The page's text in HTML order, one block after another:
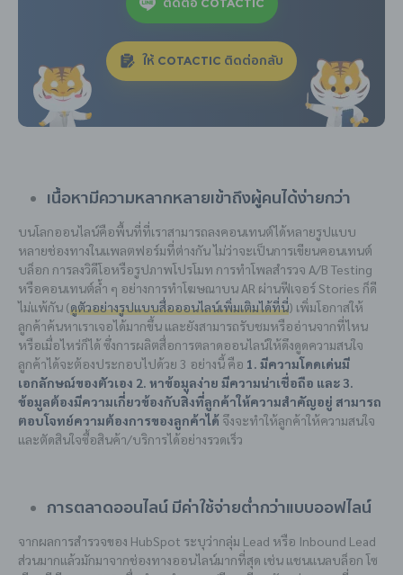
ติดต่อ COTACTIC
ให้ COTACTIC ติดต่อกลับ
เนื้อหามีความหลากหลายเข้าถึงผู้คนได้ง่ายกว่า
บนโลกออนไลน์คือพื้นที่ที่เราสามารถลงคอนเทนต์ได้หลายรูปแบบ
หลายช่องทางในแพลตฟอร์มที่ต่างกัน ไม่ว่าจะเป็นการเขียนคอนเทนต์
บล็อก การลงวิดีโอหรือรูปภาพโปรโมท การทำโพลสำรวจ A/B Testing
หรือคอนเทนต์ล้ำ ๆ อย่างการทำโฆษณาบน AR ผ่านฟีเจอร์ Stories ก็ดี
ไม่แพ้กัน (ดูตัวอย่างรูปแบบสื่อออนไลน์เพิ่มเติมได้ที่นี่) เพิ่มโอกาสให้
ลูกค้าค้นหาเราเจอได้มากขึ้น และยังสามารถรับชมหรืออ่านจากที่ไหน
หรือเมื่อไหร่ก็ได้ ซึ่งการผลิตสื่อการตลาดออนไลน์ให้ดึงดูดความสนใจ
ลูกค้าได้จะต้องประกอบไปด้วย 3 อย่างนี้ คือ 1. มีความโดดเด่นมี
เอกลักษณ์ของตัวเอง 2. หาข้อมูลง่าย มีความน่าเชื่อถือ และ 3.
ข้อมูลต้องมีความเกี่ยวข้องกับสิ่งที่ลูกค้าให้ความสำคัญอยู่ สามารถ
ตอบโจทย์ความต้องการของลูกค้าได้ จึงจะทำให้ลูกค้าให้ความสนใจ
และตัดสินใจซื้อสินค้า/บริการได้อย่างรวดเร็ว
การตลาดออนไลน์ มีค่าใช้จ่ายต่ำกว่าแบบออฟไลน์
จากผลการสำรวจของ HubSpot ระบุว่ากลุ่ม Lead หรือ Inbound Lead
ส่วนมากแล้วมักมาจากช่องทางออนไลน์มากที่สุด เช่น แชนแนลบล็อก โซ